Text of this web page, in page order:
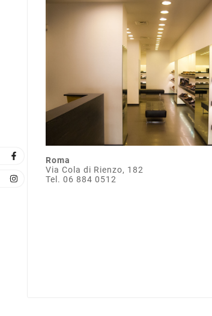
Roma
Via Cola di Rienzo, 182
Tel. 06 884 0512